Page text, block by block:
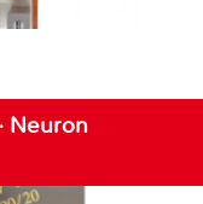
Neuron